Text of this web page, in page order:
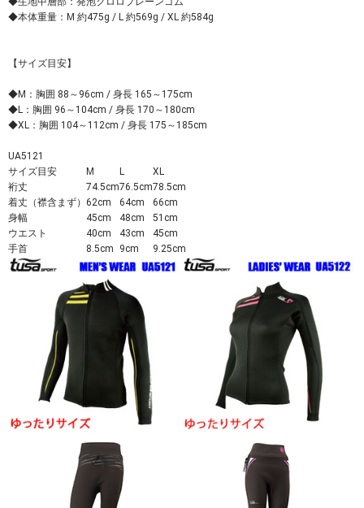
◆本体重量：M 約475g / L 約569g / XL 約584g
【サイズ目安】
◆M：胸囲 88～96cm / 身長 165～175cm
◆L：胸囲 96～104cm / 身長 170～180cm
◆XL：胸囲 104～112cm / 身長 175～185cm
UA5121
サイズ目安
M L
XL
裄丈
74.5cm76.5cm78.5cm
着丈（襟含まず） 62cm 64cm
66cm
身幅
45cm 48cm
51cm
ウエスト
40cm 43cm
45cm
手首
8.5cm 9cm 9.25cm